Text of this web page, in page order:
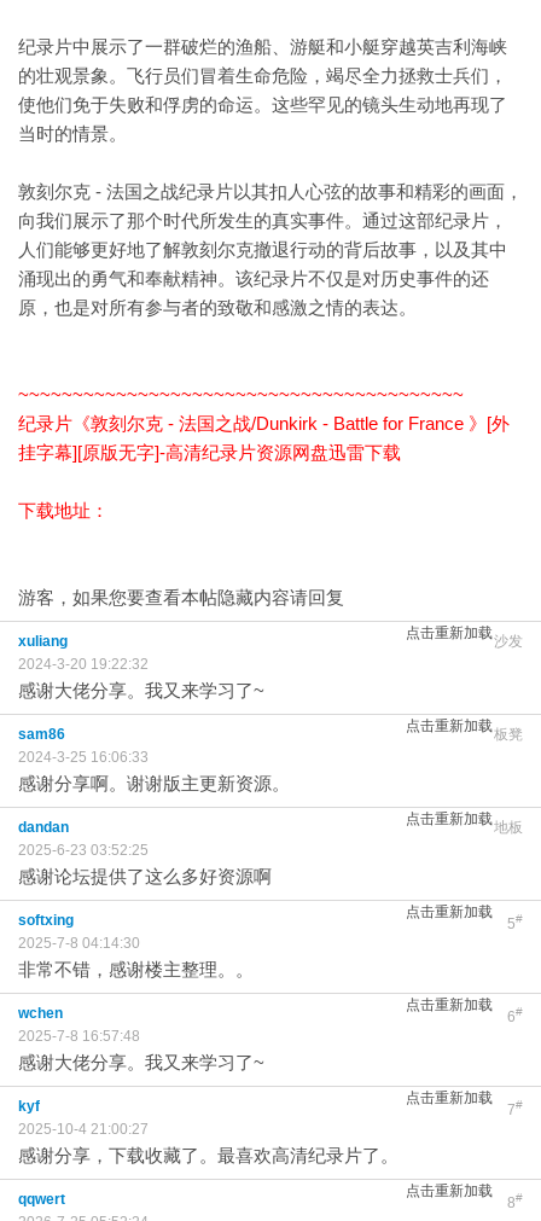
纪录片中展示了一群破烂的渔船、游艇和小艇穿越英吉利海峡
的壮观景象。飞行员们冒着生命危险，竭尽全力拯救士兵们，
使他们免于失败和俘虏的命运。这些罕见的镜头生动地再现了
当时的情景。
敦刻尔克 - 法国之战纪录片以其扣人心弦的故事和精彩的画面，
向我们展示了那个时代所发生的真实事件。通过这部纪录片，
人们能够更好地了解敦刻尔克撤退行动的背后故事，以及其中
涌现出的勇气和奉献精神。该纪录片不仅是对历史事件的还
原，也是对所有参与者的致敬和感激之情的表达。
~~~~~~~~~~~~~~~~~~~~~~~~~~~~~~~~~~~~~~~~~
纪录片《敦刻尔克 - 法国之战/Dunkirk - Battle for France 》[外
挂字幕][原版无字]-高清纪录片资源网盘迅雷下载
下载地址：
游客，如果您要查看本帖隐藏内容请回复
点击重新加载沙发
xuliang
2024-3-20 19:22:32
感谢大佬分享。我又来学习了~
点击重新加载板凳
sam86
2024-3-25 16:06:33
感谢分享啊。谢谢版主更新资源。
点击重新加载地板
dandan
2025-6-23 03:52:25
感谢论坛提供了这么多好资源啊
点击重新加载
5#
softxing
2025-7-8 04:14:30
非常不错，感谢楼主整理。。
点击重新加载
6#
wchen
2025-7-8 16:57:48
感谢大佬分享。我又来学习了~
点击重新加载
7#
kyf
2025-10-4 21:00:27
感谢分享，下载收藏了。最喜欢高清纪录片了。
点击重新加载
8#
qqwert